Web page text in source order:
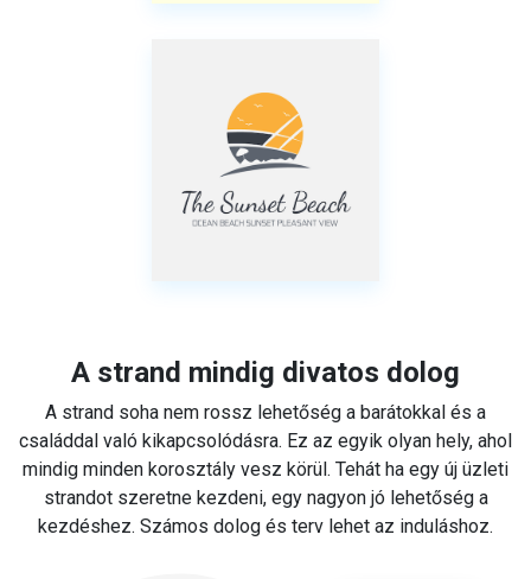
A strand mindig divatos dolog
A strand soha nem rossz lehetőség a barátokkal és a
családdal való kikapcsolódásra. Ez az egyik olyan hely, ahol
mindig minden korosztály vesz körül. Tehát ha egy új üzleti
strandot szeretne kezdeni, egy nagyon jó lehetőség a
kezdéshez. Számos dolog és terv lehet az induláshoz.